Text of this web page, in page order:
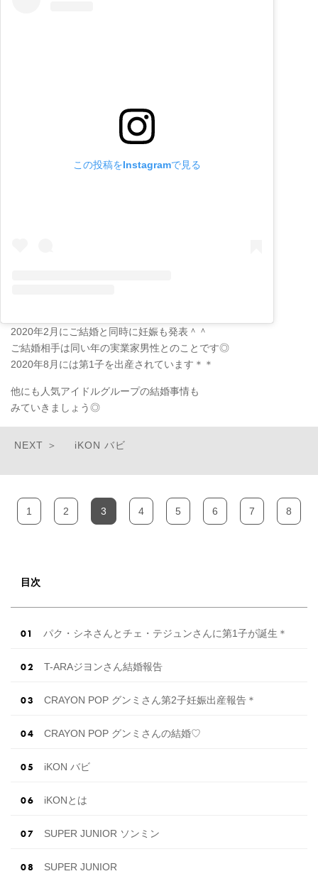
この投稿をInstagramで見る
2020年2月にご結婚と同時に妊娠も発表＾＾
ご結婚相手は同い年の実業家男性とのことです◎
2020年8月には第1子を出産されています＊＊
他にも人気アイドルグループの結婚事情も
みていきましょう◎
iKON バビ
1 2 3 4 5 6 7 8
目次
パク・シネさんとチェ・テジュンさんに第1子が誕生＊
T-ARAジヨンさん結婚報告
CRAYON POP グンミさん第2子妊娠出産報告＊
CRAYON POP グンミさんの結婚♡
iKON バビ
iKONとは
SUPER JUNIOR ソンミン
SUPER JUNIOR